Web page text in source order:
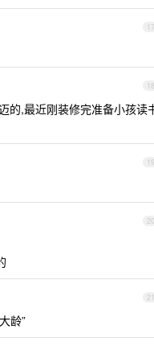
17
18
的,最近刚装修完准备小孩读
19
20
21
龄”